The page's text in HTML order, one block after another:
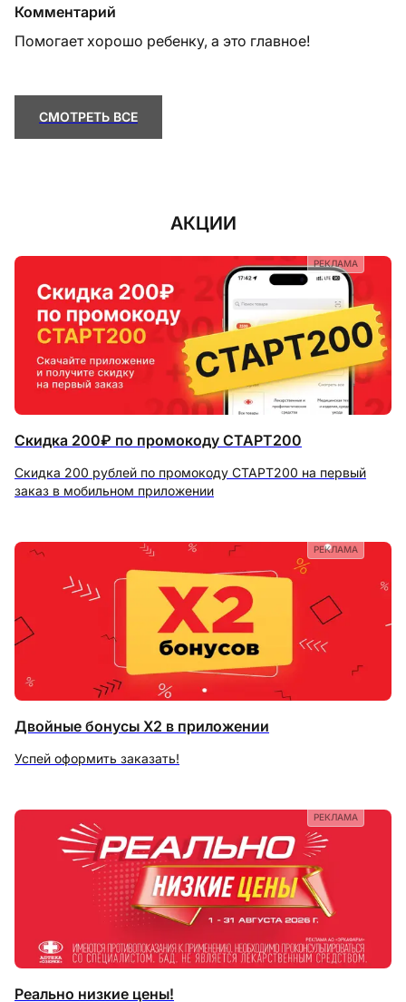
Комментарий
Помогает хорошо ребенку, а это главное!
СМОТРЕТЬ ВСЕ
АКЦИИ
Скидка 200₽ по промокоду СТАРТ200
Скидка 200 рублей по промокоду СТАРТ200 на первый
заказ в мобильном приложении
РЕКЛАМА
Двойные бонусы X2 в приложении
Успей оформить заказать!
РЕКЛАМА
Реально низкие цены!
РЕКЛАМА